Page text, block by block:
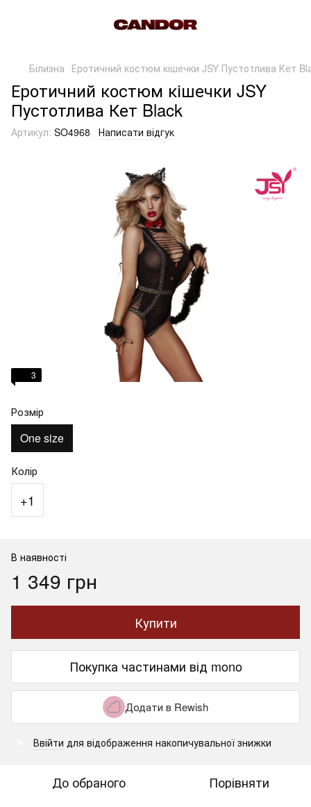
Білизна Еротичний костюм кішечки JSY Пустотлива Кет
Еротичний костюм кішечки JSY
Пустотлива Кет Black
Артикул: SO4968 Написати відгук
3
Розмір
One size
Колір
+1
В наявності
1 349 грн
Купити
Покупка частинами від mono
Додати в Rewish
Ввійти для відображення накопичувальної знижки
До обраного Порівняти